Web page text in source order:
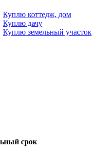
Куплю коттедж, дом
Куплю дачу
Куплю земельный участок
срок